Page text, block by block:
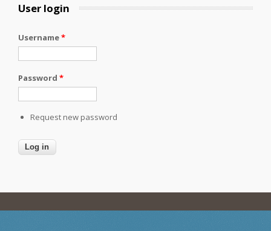
User login
Username*
Password *
Request new password